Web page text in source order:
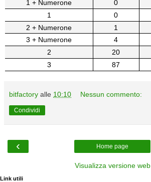
1 + Numerone
0
1
0
2 + Numerone
1
3 + Numerone
4
2
20
3
87
bitfactory alle 10:10 Nessun commento:
Condividi
‹ Home page
Visualizza versione web
Link utili